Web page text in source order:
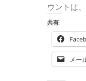
ウントは、
共有:
メー